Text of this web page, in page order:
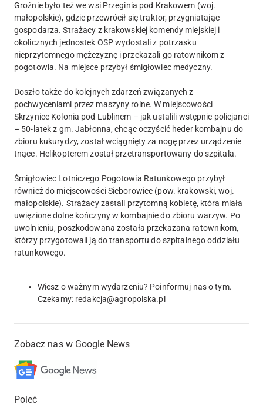
Groźnie było też we wsi Przeginia pod Krakowem (woj.
małopolskie), gdzie przewrócił się traktor, przygniatając
gospodarza. Strażacy z krakowskiej komendy miejskiej i
okolicznych jednostek OSP wydostali z potrzasku
nieprzytomnego mężczyznę i przekazali go ratownikom z
pogotowia. Na miejsce przybył śmigłowiec medyczny.
Doszło także do kolejnych zdarzeń związanych z
pochwyceniami przez maszyny rolne. W miejscowości
Skrzynice Kolonia pod Lublinem – jak ustalili wstępnie policjanci
– 50-latek z gm. Jabłonna, chcąc oczyścić heder kombajnu do
zbioru kukurydzy, został wciągnięty za nogę przez urządzenie
tnące. Helikopterem został przetransportowany do szpitala.
Śmigłowiec Lotniczego Pogotowia Ratunkowego przybył
również do miejscowości Sieborowice (pow. krakowski, woj.
małopolskie). Strażacy zastali przytomną kobietę, która miała
uwięzione dolne kończyny w kombajnie do zbioru warzyw. Po
uwolnieniu, poszkodowana została przekazana ratownikom,
którzy przygotowali ją do transportu do szpitalnego oddziału
ratunkowego.
Wiesz o ważnym wydarzeniu? Poinformuj nas o tym.
Czekamy: redakcja@agropolska.pl
Zobacz nas w Google News
Poleć